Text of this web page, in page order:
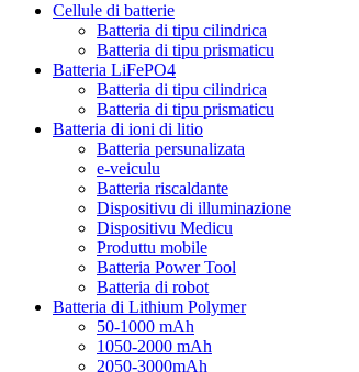
Cellule di batterie
Batteria di tipu cilindrica
Batteria di tipu prismaticu
Batteria LiFePO4
Batteria di tipu cilindrica
Batteria di tipu prismaticu
Batteria di ioni di litio
Batteria persunalizata
e-veiculu
Batteria riscaldante
Dispositivu di illuminazione
Dispositivu Medicu
Produttu mobile
Batteria Power Tool
Batteria di robot
Batteria di Lithium Polymer
50-1000 mAh
1050-2000 mAh
2050-3000mAh